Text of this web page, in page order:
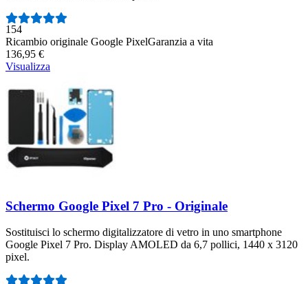
Numero di recensioni:
154
Ricambio originale Google PixelGaranzia a vita
136,95 €
Visualizza
Schermo Google Pixel 7 Pro - Originale
Sostituisci lo schermo digitalizzatore di vetro in uno smartphone
Google Pixel 7 Pro. Display AMOLED da 6,7 pollici, 1440 x 3120
pixel.